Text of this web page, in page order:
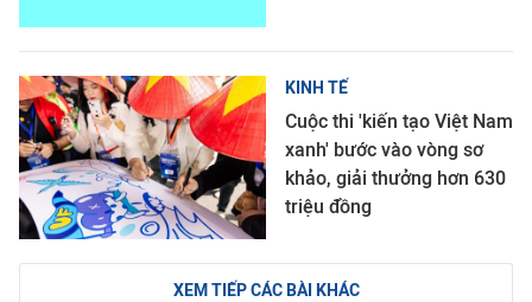
KINH TẾ
Cuộc thi 'kiến tạo Việt Nam
xanh' bước vào vòng sơ
khảo, giải thưởng hơn 630
triệu đồng
XEM TIẾP CÁC BÀI KHÁC